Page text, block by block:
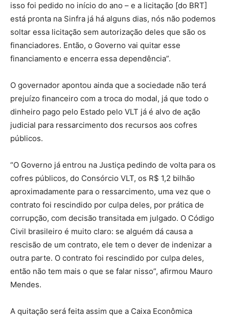
isso foi pedido no início do ano – e a licitação [do BRT]
está pronta na Sinfra já há alguns dias, nós não podemos
soltar essa licitação sem autorização deles que são os
financiadores. Então, o Governo vai quitar esse
financiamento e encerra essa dependência”.
O governador apontou ainda que a sociedade não terá
prejuízo financeiro com a troca do modal, já que todo o
dinheiro pago pelo Estado pelo VLT já é alvo de ação
judicial para ressarcimento dos recursos aos cofres
públicos.
“O Governo já entrou na Justiça pedindo de volta para os
cofres públicos, do Consórcio VLT, os R$ 1,2 bilhão
aproximadamente para o ressarcimento, uma vez que o
contrato foi rescindido por culpa deles, por prática de
corrupção, com decisão transitada em julgado. O Código
Civil brasileiro é muito claro: se alguém dá causa a
rescisão de um contrato, ele tem o dever de indenizar a
outra parte. O contrato foi rescindido por culpa deles,
então não tem mais o que se falar nisso”, afirmou Mauro
Mendes.
A quitação será feita assim que a Caixa Econômica